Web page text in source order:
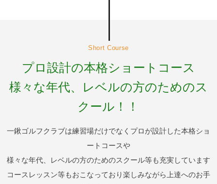
Short Course
プロ設計の本格ショートコース
様々な年代、レベルの方のためのス
クール！！
一鍬ゴルフクラブは練習場だけでなくプロが設計した本格ショ
ートコースや
様々な年代、レベルの方のためのスクール等も充実しています
コースレッスン等もおこなっており楽しみながら上達へのお手